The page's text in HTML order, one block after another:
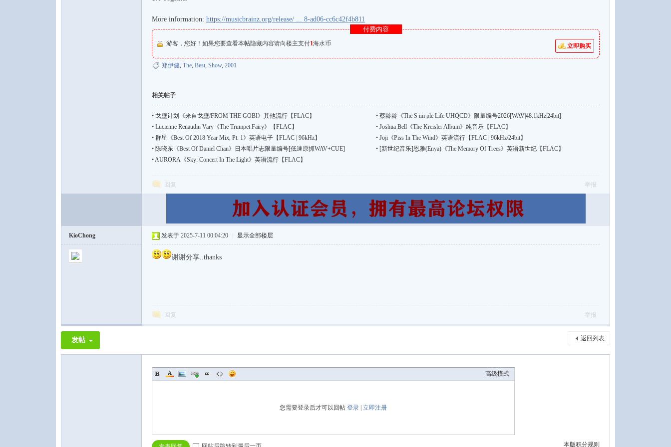
More information: https://musicbrainz.org/release/ ... 8-ad06-cc6c42f4b811
付费内容
游客，您好！如果您要查看本帖隐藏内容请向楼主支付1海水币 立即购买
郑伊健, The, Best, Show, 2001
相关帖子
• 戈壁计划《来自戈壁/FROM THE GOBI》其他流行【FLAC】 • 蔡龄龄《The S im ple Life UHQCD》限量编号2026[WAV|48.1kHz|24bit]
• Lucienne Renaudin Vary《The Trumpet Fairy》【FLAC】 • Joshua Bell《The Kreisler Album》纯音乐【FLAC】
• 群星《Best Of 2018 Year Mix, Pt. 1》英语电子【FLAC | 96kHz】 • Joji《Piss In The Wind》英语流行【FLAC | 96kHz/24bit】
• 陈晓东《Best Of Daniel Chan》日本唱片志限量编号[低速原抓WAV+CUE] • [新世纪音乐]恩雅(Enya)《The Memory Of Trees》英语新世纪【FLAC】
•AURORA《Sky: Concert In The Light》英语流行【FLAC】
回复 举报
KioChong 发表于 2025-7-11 00:04:20 显示全部楼层
谢谢分享..thanks
回复 举报
返回列表
发帖
高级模式
您需要登录后才可以回帖 登录 立即注册
本版积分规则